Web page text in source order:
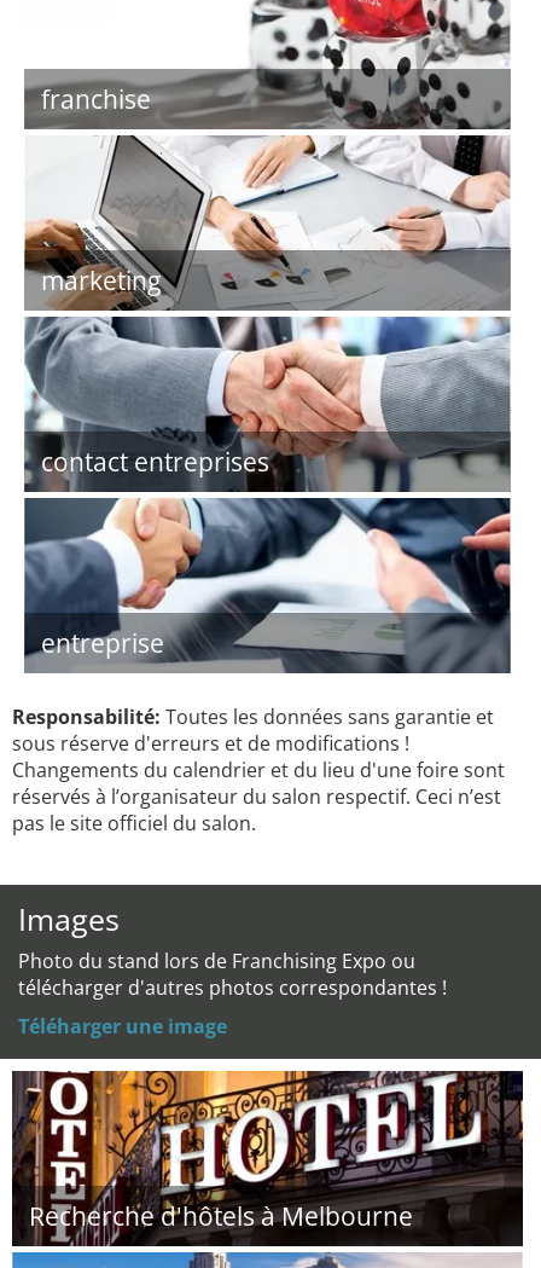
franchise
marketing
contact entreprises
entreprise
Responsabilité: Toutes les données sans garantie et
sous réserve d'erreurs et de modifications !
Changements du calendrier et du lieu d'une foire sont
réservés à l’organisateur du salon respectif. Ceci n’est
pas le site officiel du salon.
Images
Photo du stand lors de Franchising Expo ou
télécharger d'autres photos correspondantes !
Téléharger une image
Recherche d'hôtels à Melbourne